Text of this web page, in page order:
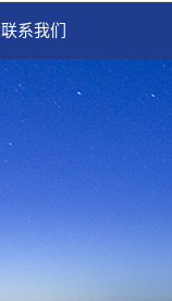
联系我们